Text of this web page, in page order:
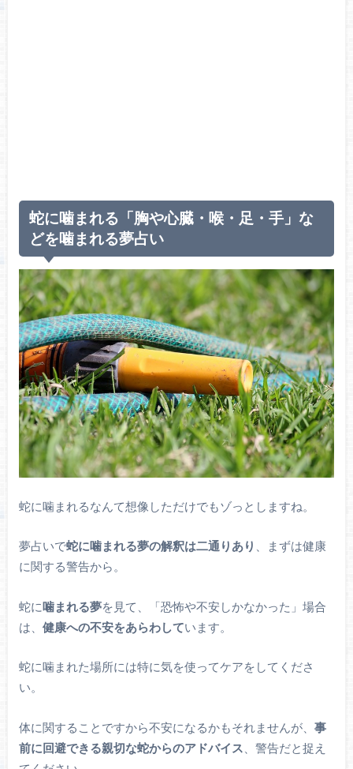
蛇に噛まれる「胸や心臓・喉・足・手」な
どを噛まれる夢占い
蛇に噛まれるなんて想像しただけでもゾっとしますね。
夢占いで蛇に噛まれる夢の解釈は二通りあり
、まずは健康
に関する警告から。
蛇に噛まれる夢を見て、「恐怖や不安しかなかった」場合
は、 健康への不安をあらわしています。
蛇に噛まれた場所には特に気を使ってケアをしてくださ
い。
体に関することですから不安になるかもそれませんが、 事
前に回避できる親切な蛇からのアドバイス 、警告だと捉え